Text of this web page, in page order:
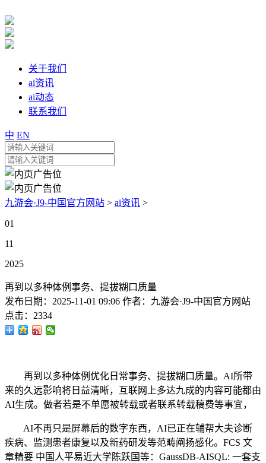
关于我们
ai资讯
ai动态
联系我们
中 EN
九游会·J9-中国官方网站 > ai资讯 >
01
11
2025
再到以多种体例事务、提拔糊口质量
发布日期： 2025-11-01 09:06 作者： 九游会·J9-中国官方网站
点击： 2334
再到以多种体例优化日常事务、提拔糊口质量。AI所带
来的久远影响将日益清晰，互联网上多达九成的内容可能都由
AI生成。做者若是不单愿被转载或者联系转载稿费等事宜，
AI不再只是屏幕后的数字东西，AI已正在辅帮大夫诊断
疾病、监测患者康复以及新药研发等范畴阐扬感化。FCS 文
章精要 中国人平易近大学陈跃国等：GaussDB-AISQL: 一套支